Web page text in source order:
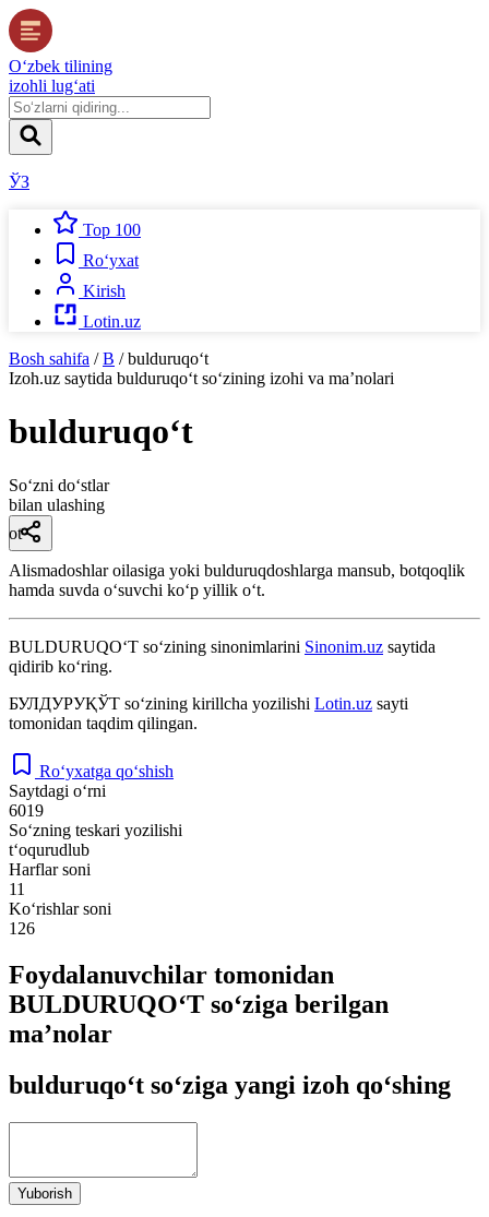
O‘zbek tilining
izohli lug‘ati
ЎЗ
Top 100
Ro‘yxat
Kirish
Lotin.uz
Bosh sahifa / B / bulduruqo‘t
Izoh.uz saytida bulduruqo‘t so‘zining izohi va ma’nolari
bulduruqo‘t
So‘zni do‘stlar
bilan ulashing
ot
Alismadoshlar oilasiga yoki bulduruqdoshlarga mansub, botqoqlik
hamda suvda oʻsuvchi koʻp yillik oʻt.
BULDURUQO‘T so‘zining sinonimlarini Sinonim.uz saytida
qidirib ko‘ring.
БУЛДУРУҚЎТ so‘zining kirillcha yozilishi Lotin.uz sayti
tomonidan taqdim qilingan.
Ro‘yxatga qo‘shish
Saytdagi o‘rni
6019
So‘zning teskari yozilishi
t‘oqurudlub
Harflar soni
11
Ko‘rishlar soni
126
Foydalanuvchilar tomonidan
BULDURUQO‘T so‘ziga berilgan
ma’nolar
bulduruqo‘t so‘ziga yangi izoh qo‘shing
Yuborish